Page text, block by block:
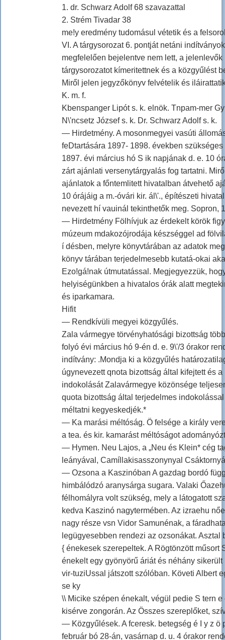
1. dr. Schwarz Adolf 68 szavazattal
2. Strém Tivadar 38
me!y eredmény tudomásul vétetik és a
VI. A tárgysorozat 6. pontját netáni
megfelelően bejelentve nem lett, a
tárgysorozatot kímeritettnek és a közgyűlést
Miről jelen jegyzőkönyv felvételik és
K. m. f.
Kbenspanger Lipót s. k. elnök. Tnpam-mer
N\'ncsetz József s. k. Dr. Schwarz Adolf s. k.
— Hirdetmény. A mosonmegyei vasúti
feDtartására 1897- 1898. években
1897. évi március hó S ik napjának d. e. 10
zárt ajánlati versenytárgyalás fog tartatni.
ajánlatok a főntemlitett hivatalban átvehető
10 órájáig a m.-óvári kir. ál\'., építészeti
nevezett hí vauinál tekinthetők meg. Sopron,
— Hirdetmény Fölhívjuk az érdekelt körök
múzeum mdakozójrodája készséggel ad
í désben, melyre könyvtárában az adatok
könyv tárában terjedelmesebb kutatá-okai
Ezo!gá!nak útmutatással. Megjegyezzük,
helyiségünkben a hivatalos órák alatt
és iparkamara.
Hifit
— Rendkívüli megyei közgyűlés.
Zala vármegye törvényhatósági bizottság
folyó évi március hó 9-én d. e. 9\'/3 órakor
indítvány: .Mondja ki a közgyűlés
úgynevezett qnota bizottság által kifejtett és
indokolását Zalavármegye közönsége
quota bizottság által terjedelmes
méltatni kegyeskedjék.*
— Ka marási méltóság. Ö felsége a király
a tea. és kir. kamarást méltóságot
— Hymen. Neu Lajos, a „Neu és Klein* cég
leányával, Camíllakisasszonynyal
— Ozsona a Kaszinóban A gazdag bordó
himbálódzó aranysárga sugara. Valaki
félhomályra volt szükség, mely a látogatott
kedva Kaszinó nagytermében. Az izraehu
nagy része vsn Vidor Samunénak, a
legügyesebben rendezi az ozsonákat.
{ énekesek szerepeltek. A Rögtönzött
énekelt egy gyönyörű áriát és néhány
vir-tuziUssal játszott szólóban. Követi Albert
se ky
\\ Micike szépen énekalt, végül pedie S tern
kisérve zongorán. Az Összes szereplőket,
— Közgyűlések. A fceresk. betegség é I y z ö
február bó 28-án, vasárnap d. u. 4 órakor